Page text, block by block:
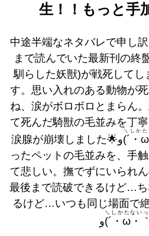
生！！もっと手
中途半端なネタバレで申し
まで読んでいた最新刊の終
馴らした妖獣)が戦死して
す。思い入れのある動物が
ね、涙がボロボロとまらん
て死んだ騎獣の毛並みを丁
(´・
＼しか
و🌟これまで看取
ったペットの毛並みを、手
て悲しい。撫でずにいられ
最後まで読破できるけど…
(´・ω・
＼しかたないっ